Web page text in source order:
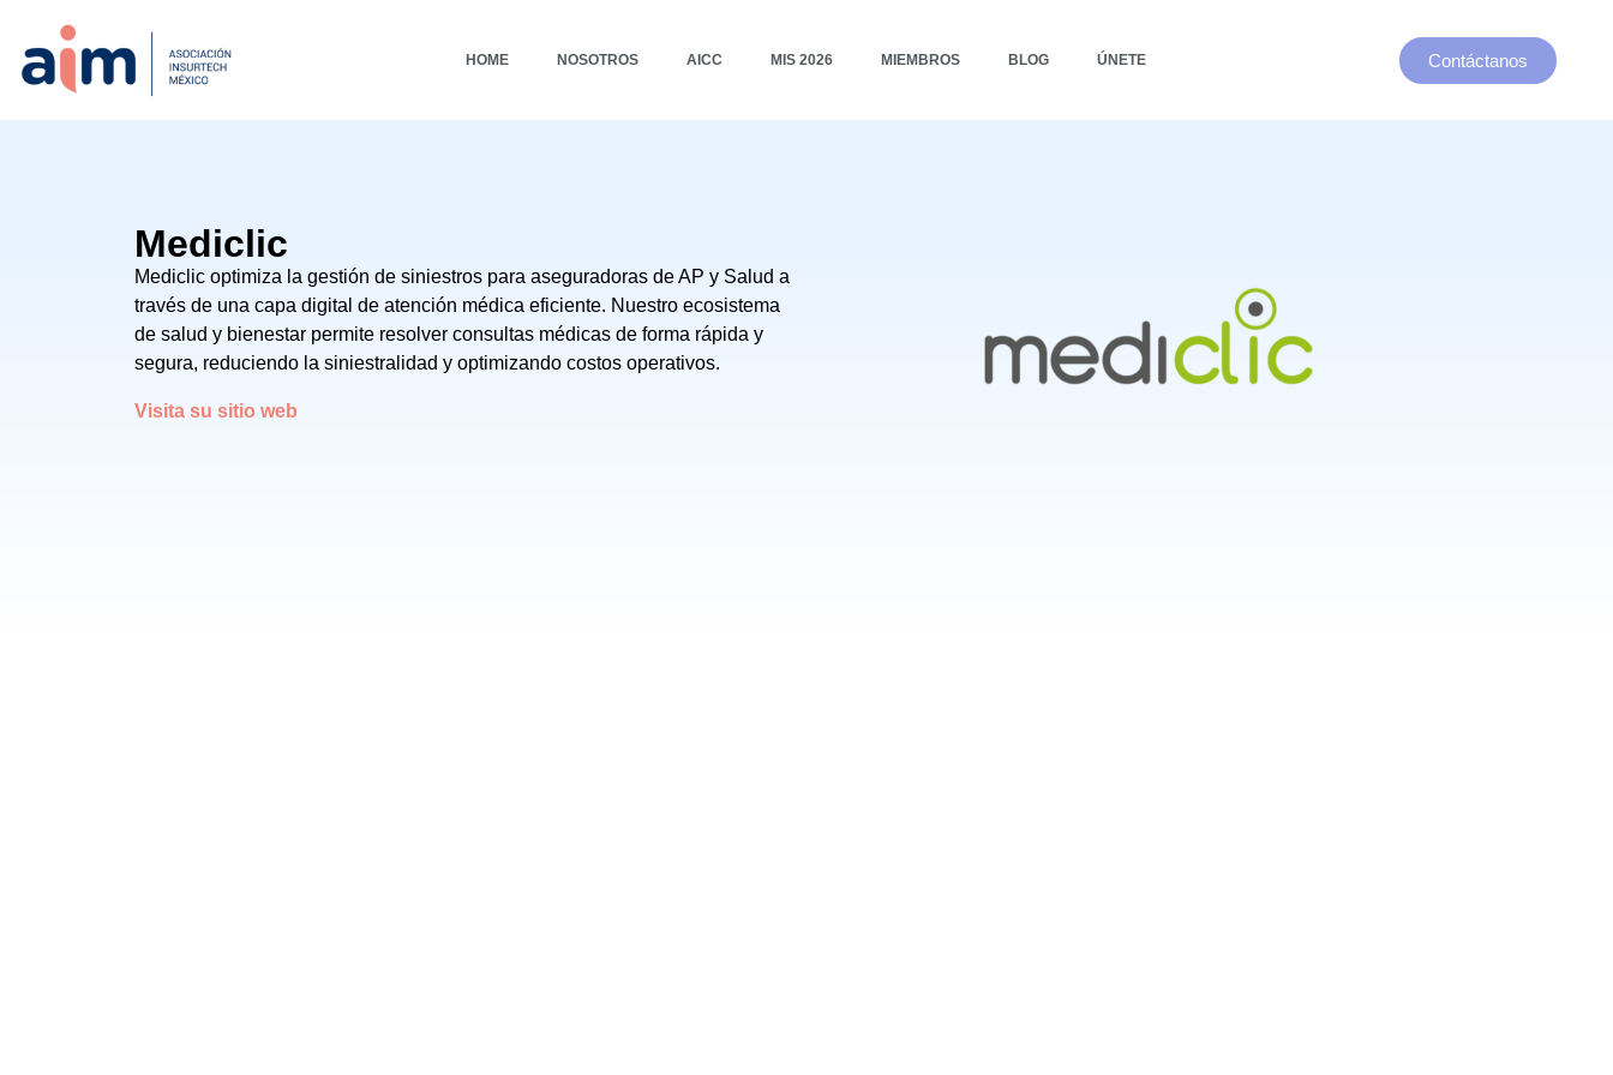
HOME NOSOTROS AICC MIS 2026 MIEMBROS BLOG ÚNETE Contáctanos
Mediclic
Mediclic optimiza la gestión de siniestros para aseguradoras de AP y Salud a
través de una capa digital de atención médica eficiente. Nuestro ecosistema
de salud y bienestar permite resolver consultas médicas de forma rápida y
segura, reduciendo la siniestralidad y optimizando costos operativos.
Visita su sitio web